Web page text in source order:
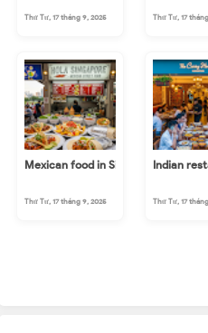
Thứ Tư, 17 tháng 9, 2025 Thứ Tư, 17
Mexican food in Singapore nearby
Thứ Tư, 17 tháng 9, 2025
Indian
Thứ Tư, 17